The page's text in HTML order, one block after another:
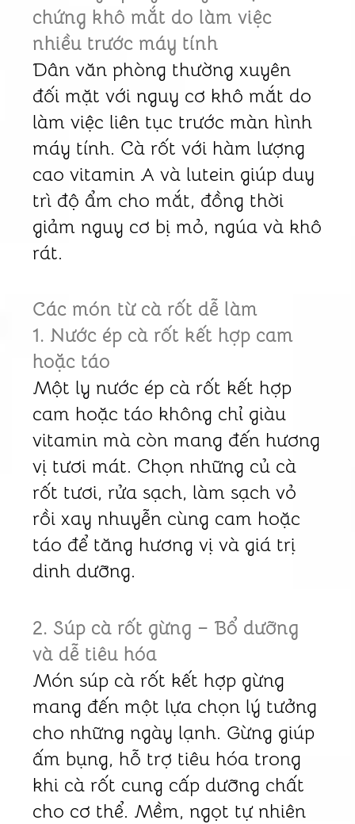
chứng khô mắt do làm việc
nhiều trước máy tính
Dân văn phòng thường xuyên
đối mặt với nguy cơ khô mắt do
làm việc liên tục trước màn hình
máy tính. Cà rốt với hàm lượng
cao vitamin A và lutein giúp duy
trì độ ẩm cho mắt, đồng thời
giảm nguy cơ bị mỏ, ngúa và khô
rát.
Các món từ cà rốt dễ làm
1. Nước ép cà rốt kết hợp cam
hoặc táo
Một ly nước ép cà rốt kết hợp
cam hoặc táo không chỉ giàu
vitamin mà còn mang đến hương
vị tươi mát. Chọn những củ cà
rốt tươi, rửa sạch, làm sạch vỏ
rồi xay nhuyễn cùng cam hoặc
táo để tăng hương vị và giá trị
dinh dưỡng.
2. Súp cà rốt gừng – Bổ dưỡng
và dễ tiêu hóa
Món súp cà rốt kết hợp gừng
mang đến một lựa chọn lý tưởng
cho những ngày lạnh. Gừng giúp
ấm bụng, hỗ trợ tiêu hóa trong
khi cà rốt cung cấp dưỡng chất
cho cơ thể. Mềm, ngọt tự nhiên